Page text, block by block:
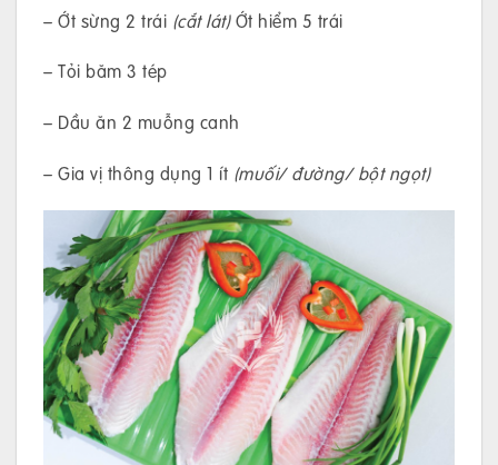
– Ớt sừng 2 trái (cắt lát)Ớt hiểm 5 trái
– Tỏi băm 3 tép
– Dầu ăn 2 muỗng canh
– Gia vị thông dụng 1 ít (muối/ đường/ bột ngọt)